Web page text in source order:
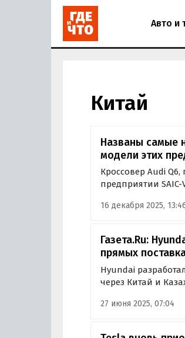
Авто и
Китай
Названы самые
модели этих
Кроссовер Audi
предприятии
16 декабря 2025,
Газета.Ru:
прямых
Hyundai
через Китай и
направятся в
27 июня 2025, 07:04